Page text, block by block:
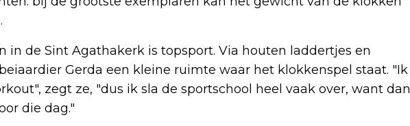
in de Sint Agathakerk is topsport. Via houten laddertjes en
Gerda een kleine ruimte waar het klokkenspel staat. "Ik
zegt ze, "dus ik sla de sportschool heel vaak over, want dan
die dag."